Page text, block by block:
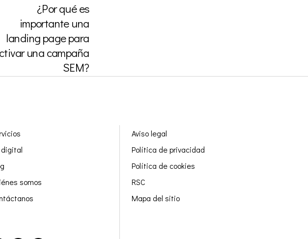
¿Por qué es
importante una
landing page para
una campaña
SEM?
somos
Aviso legal
Política de privacidad
Política de cookies
RSC
Mapa del sitio